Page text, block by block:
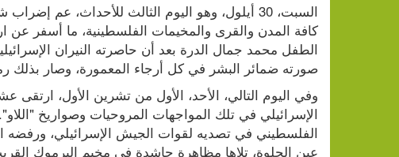
صورته ضمائر البشر في كل أرجاء المعمورة، وصار بذلك